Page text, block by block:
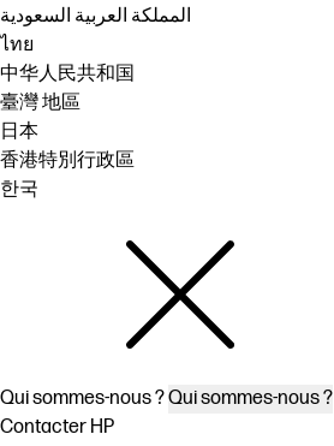
المملكة العربية السعودية
ไทย
中华人民共和国
臺灣 地區
日本
香港特別行政區
한국
Qui sommes-nous ?Qui sommes-nous ?
Contacter HP